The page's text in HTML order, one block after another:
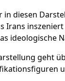
in diesen
Irans
ideologische
geht